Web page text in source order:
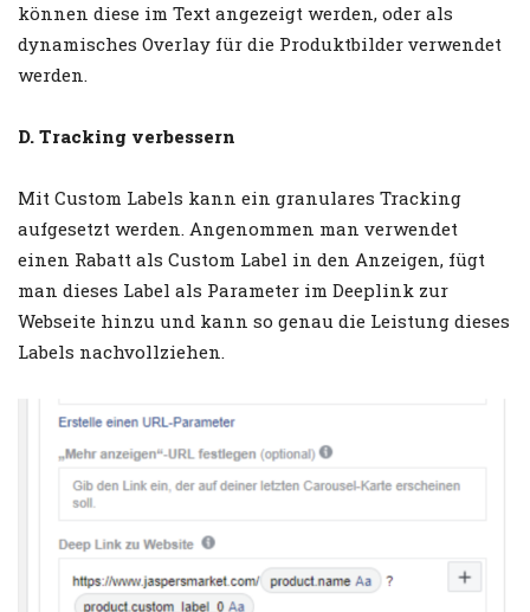
können diese im Text angezeigt werden, oder als
dynamisches Overlay für die Produktbilder verwendet
werden.
D. Tracking verbessern
Mit Custom Labels kann ein granulares Tracking
aufgesetzt werden. Angenommen man verwendet
einen Rabatt als Custom Label in den Anzeigen, fügt
man dieses Label als Parameter im Deeplink zur
Webseite hinzu und kann so genau die Leistung dieses
Labels nachvollziehen.